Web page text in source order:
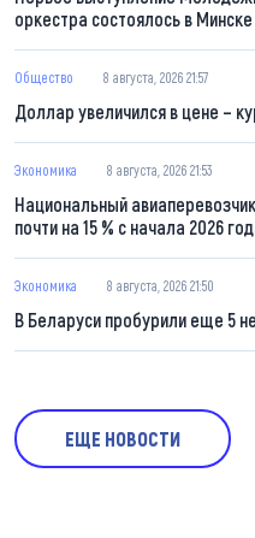
оркестра состоялось в Минске
Общество 8 августа, 2026 21:57
Доллар увеличился в цене –
Экономика 8 августа, 2026 21:53
Национальный
почти на 15 % с начала 2026
Экономика 8 августа, 2026 21:50
В Беларуси пробурили еще 5
ЕЩЕ НОВОСТИ